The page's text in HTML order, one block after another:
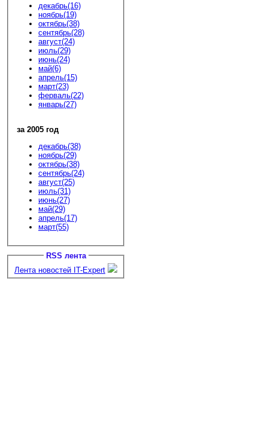
декабрь(16)
ноябрь(19)
октябрь(38)
сентябрь(28)
август(24)
июль(29)
июнь(24)
май(6)
апрель(15)
март(23)
ферваль(22)
январь(27)
за 2005 год
декабрь(38)
ноябрь(29)
октябрь(38)
сентябрь(24)
август(25)
июль(31)
июнь(27)
май(29)
апрель(17)
март(55)
RSS лента
Лента новостей IT-Expert